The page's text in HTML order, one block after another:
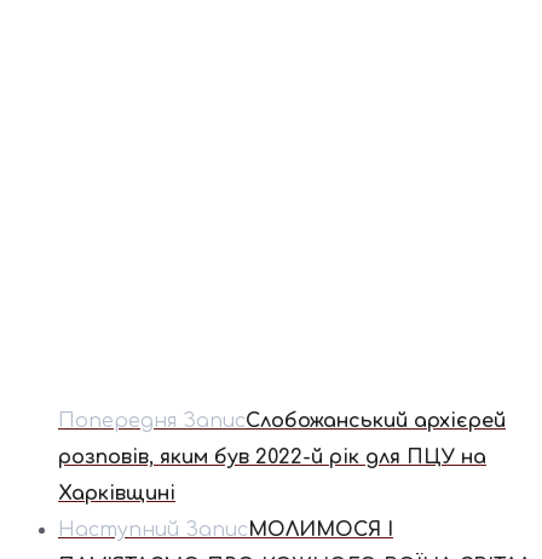
Попередня ЗаписСлобожанський архієрей
розповів, яким був 2022-й рік для ПЦУ на
Харківщині
Наступний ЗаписМОЛИМОСЯ І